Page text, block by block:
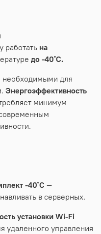
работать на
до -40˚С.
необходимыми для
Энергоэффективность
минимум
-40˚С —
в серверных.
установки Wi-Fi
удаленного управления